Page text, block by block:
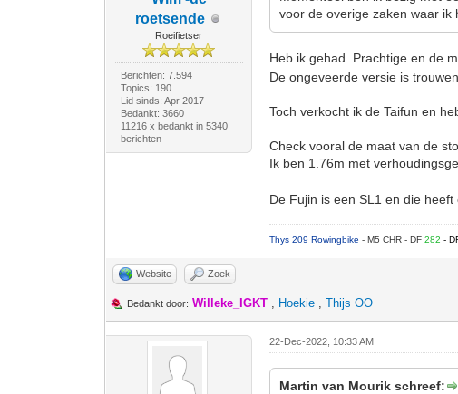
roetsende
Roeifietser
Berichten: 7.594
Topics: 190
Lid sinds: Apr 2017
Bedankt: 3660
11216 x bedankt in 5340
berichten
voor de overige zaken waar ik
Heb ik gehad. Prachtige en de
De ongeveerde versie is
Toch verkocht ik de Taifun en
Check vooral de maat van de
Ik ben 1.76m met
De Fujin is een SL1 en die
Thys 209 Rowingbike- M5 CHR - DF282-
Website Zoek
Bedankt door: Willeke_IGKT , Hoekie ,Thijs OO
22-Dec-2022, 10:33 AM
Martin van Mourik schreef: